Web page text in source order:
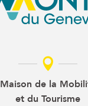
Maison de la
et du Tourisme